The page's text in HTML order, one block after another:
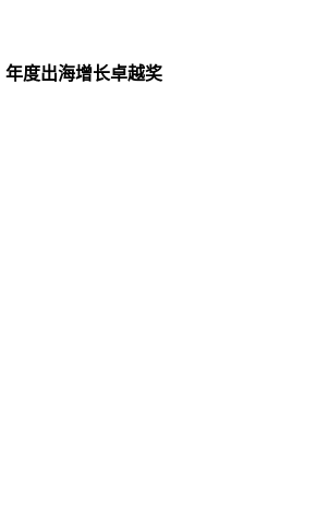
年度出海增长卓越奖